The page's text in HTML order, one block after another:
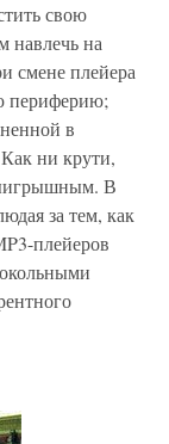
свою
на
смене плейера
периферию;
в
ни крути,
В
за тем, как
плейеров